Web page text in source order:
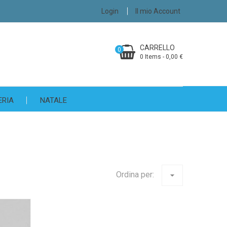
Login Il mio Account
CARRELLO
0 Items - 0,00 €
0
NATALE
Ordina per: arrow_drop_down